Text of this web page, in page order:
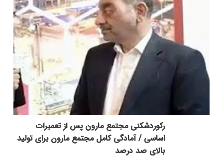
رکوردشکنی مجتمع مارون پس از تعمیرات
اساسی / آمادگی کامل مجتمع مارون برای تولید
بالای صد درصد